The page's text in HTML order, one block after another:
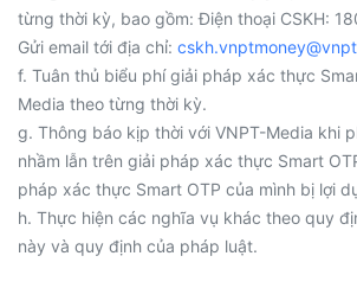
từng thời kỳ, bao gồm: Điện thoại CSKH:
Gửi email tới địa chỉ:
f. Tuân thủ biểu phí giải pháp xác thực
Media theo từng thời kỳ.
g. Thông báo kịp thời với VNPT-Media khi
nhầm lẫn trên giải pháp xác thực Smart
pháp xác thực Smart OTP của mình bị lợi
h. Thực hiện các nghĩa vụ khác theo quy
này và quy định của pháp luật.